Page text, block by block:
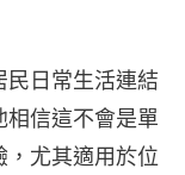
民日常生活連結
相信這不會是單
尤其適用於位